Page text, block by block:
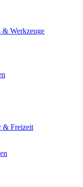
& Werkzeuge
& Freizeit